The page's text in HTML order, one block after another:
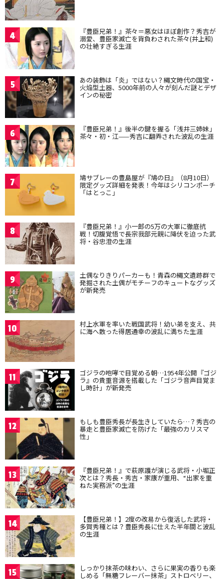
4 『豊臣兄弟！』茶々＝悪女はほぼ創作？秀吉が
溺愛、豊臣家滅亡を背負わされた茶々(井上和)
の壮絶すぎる生涯
5 あの装飾は「炎」ではない？縄文時代の国宝・
火焔型土器、5000年前の人々が刻んだ謎とデザ
インの秘密
6 『豊臣兄弟！』後半の鍵を握る「浅井三姉妹」
茶々・初・江——秀吉に翻弄された波乱の生涯
7 鳩サブレーの豊島屋が『鳩の日』（8月10日）
限定グッズ詳細を発表！今年はシリコンポーチ
「はとっこ」
8 『豊臣兄弟！』小一郎の5万の大軍に徹底抗
戦！切腹覚悟で長宗我部元親に降伏を迫った武
将・谷忠澄の生涯
9 土偶なりきりパーカーも！青森の縄文遺跡群で
発掘された土偶がモチーフのキュートなグッズ
が新発売
10 村上水軍を率いた戦国武将！幼い弟を支え、共
に海へ散った得居通幸の波乱に満ちた生涯
11 ゴジラの咆哮で目覚める朝…1954年公開『ゴジ
ラ』の貴重音源を搭載した「ゴジラ音声目覚ま
し時計」が新発売
12 もしも豊臣秀長が長生きしていたら…？秀吉の
暴走と豊臣家滅亡を防げた「最強のカリスマ
性」
13 『豊臣兄弟！』で萩原護が演じる武将・小堀正
次とは？秀長・秀吉・家康が重用、“出家を重
ねた実務派”の生涯
14 【豊臣兄弟！】2度の改易から復活した武将・
多賀秀種とは？豊臣秀長に仕えた半年間と波乱
の生涯
15 しっかり抹茶の味わい、さらに果実の香りも楽
しめる「無糖フレーバー抹茶」ストロベリー、